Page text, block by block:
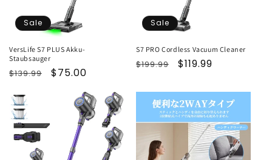
Sale
VersLife S7 PLUS Akku-
Staubsauger
Normaler
$139.99 Verkaufspreis
$75.00
Sale
S7 PRO Cordless Vacuum Cleaner
Normaler
$199.99 Verkaufspreis
$119.99